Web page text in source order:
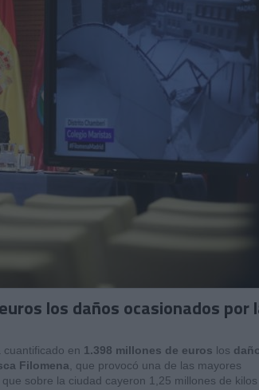
los daños ocasionados por
cuantificado en 1.398 millones de euros los
Filomena , que provocó una de las mayores
sobre la ciudad cayeron 1,25 millones de kilos